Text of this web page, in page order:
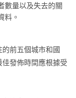
數量以及失去的關
料。
前五個城市和國
發佈時間應根據受